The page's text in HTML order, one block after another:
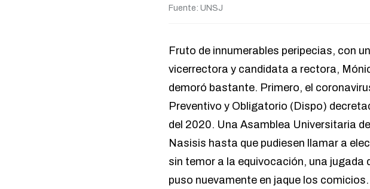
Fuente: UNSJ
Fruto de innumerables peripecias, con
vicerrectora y candidata a rectora,
demoró bastante. Primero, el
Preventivo y Obligatorio (Dispo)
del 2020. Una Asamblea Universitaria
Nasisis hasta que pudiesen llamar a
sin temor a la equivocación, una jugada
puso nuevamente en jaque los comicios.